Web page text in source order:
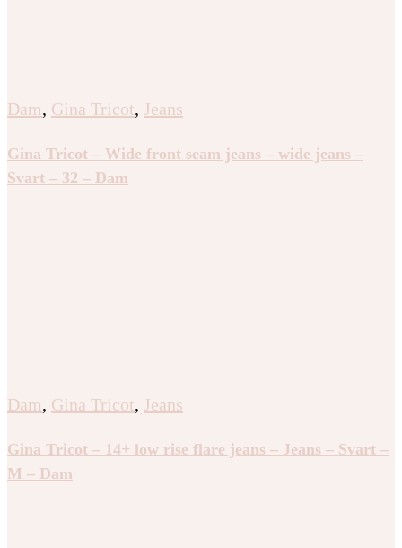
Dam, Gina Tricot, Jeans
Gina Tricot – Wide front seam jeans – wide jeans –
Svart – 32 – Dam
Dam, Gina Tricot, Jeans
Gina Tricot – 14+ low rise flare jeans – Jeans – Svart –
M – Dam